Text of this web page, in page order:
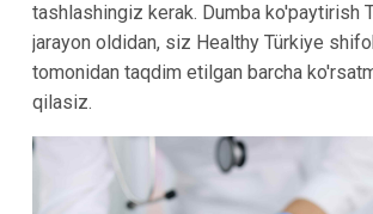
tashlashingiz kerak. Dumba ko'paytirish
jarayon oldidan, siz Healthy Türkiye
tomonidan taqdim etilgan barcha
qilasiz.